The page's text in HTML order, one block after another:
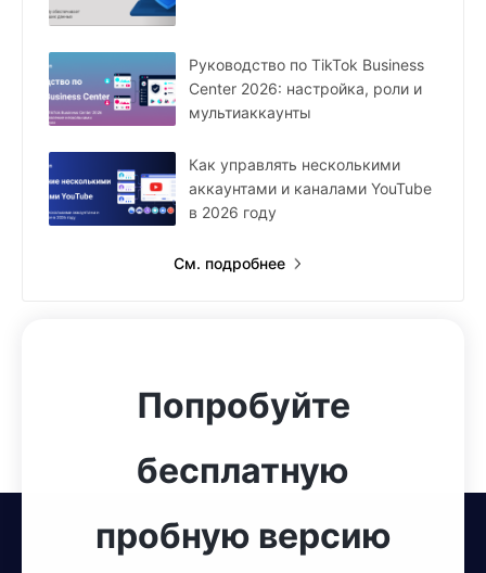
Руководство по TikTok Business
Center 2026: настройка, роли и
мультиаккаунты
Как управлять несколькими
аккаунтами и каналами YouTube
в 2026 году
См. подробнее
Попробуйте
бесплатную
пробную версию